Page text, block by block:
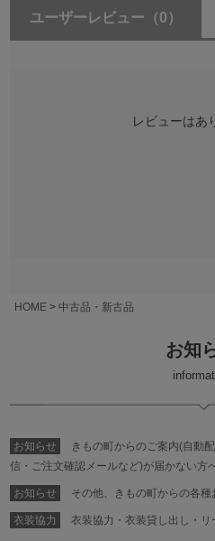
ユーザーレビュー （0）
レビューはあ
HOME 中古品・新古品
お知
お知らせ
きもの町からのご案内(自動
信・ご注文確認メールなど)が届かない方
お知らせ その他、きもの町からの各種
衣装協力 衣装協力・衣装貸し出し・リ